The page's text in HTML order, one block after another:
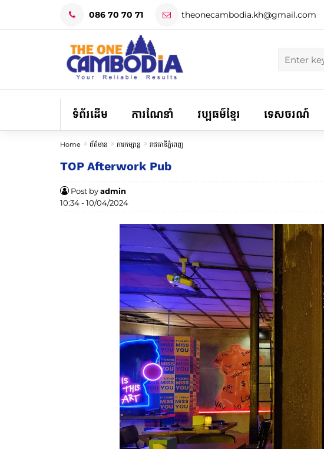
086 70 70 71 theonecambodia.kh@gmail.com
ទំព័រដើម ការណែនាំ វប្បធម៌ខ្មែរ ទេសចរណ៍
Home ព័ត៌មាន ការកម្សាន្ត រាជធានីភ្នំពេញ
TOP Afterwork Pub
Post byadmin
10:34 - 10/04/2024